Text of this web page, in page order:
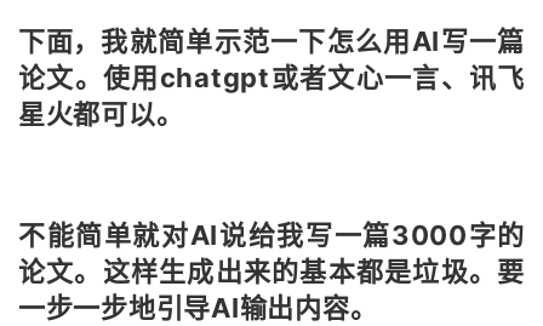
下面，我就简单示范一下怎么用AI写一篇
论文。使用chatgpt或者文心一言、讯飞
星火都可以。
不能简单就对AI说给我写一篇3000字的
论文。 这样生成出来的基本都是垃圾。 要
一步一步地引导AI输出内容。